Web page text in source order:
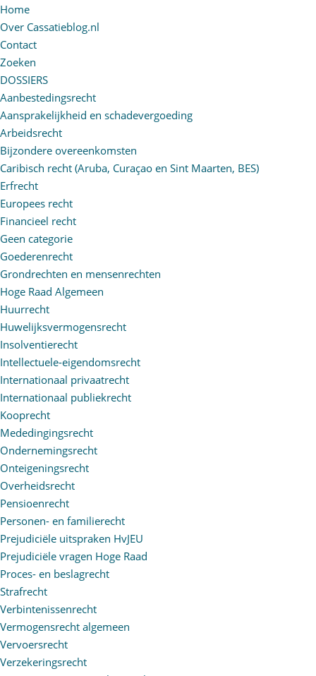
Home
Over Cassatieblog.nl
Contact
Zoeken
DOSSIERS
Aanbestedingsrecht
Aansprakelijkheid en schadevergoeding
Arbeidsrecht
Bijzondere overeenkomsten
Caribisch recht (Aruba, Curaçao en Sint Maarten, BES)
Erfrecht
Europees recht
Financieel recht
Geen categorie
Goederenrecht
Grondrechten en mensenrechten
Hoge Raad Algemeen
Huurrecht
Huwelijksvermogensrecht
Insolventierecht
Intellectuele-eigendomsrecht
Internationaal privaatrecht
Internationaal publiekrecht
Kooprecht
Mededingingsrecht
Ondernemingsrecht
Onteigeningsrecht
Overheidsrecht
Pensioenrecht
Personen- en familierecht
Prejudiciële uitspraken HvJEU
Prejudiciële vragen Hoge Raad
Proces- en beslagrecht
Strafrecht
Verbintenissenrecht
Vermogensrecht algemeen
Vervoersrecht
Verzekeringsrecht